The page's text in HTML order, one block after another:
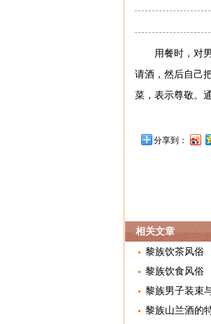
用餐时，对
请酒，然后自己
菜，表示尊敬。
分享到：
相关文章
黎族饮茶风俗
黎族饮食风俗
黎族男子装束
黎族山兰酒的